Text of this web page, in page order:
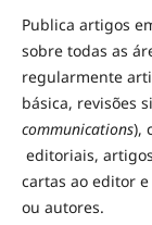
Publica artigos
sobre todas as
regularmente
básica, revisões
communications),
editoriais,
cartas ao editor
ou autores.